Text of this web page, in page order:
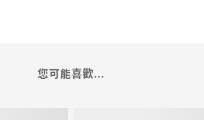
您可能喜歡...